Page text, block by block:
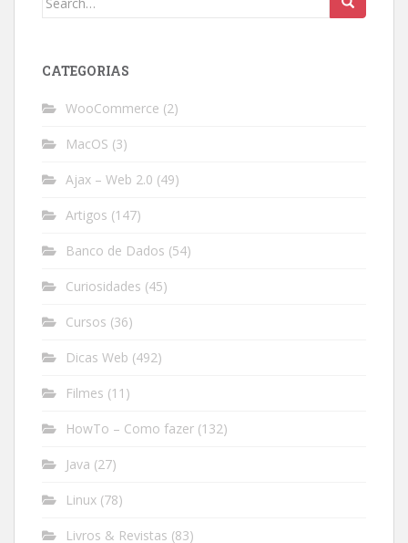
CATEGORIAS
WooCommerce (2)
MacOS (3)
Ajax – Web 2.0 (49)
Artigos (147)
Banco de Dados (54)
Curiosidades (45)
Cursos (36)
Dicas Web (492)
Filmes (11)
HowTo – Como fazer (132)
Java (27)
Linux (78)
Livros & Revistas (83)